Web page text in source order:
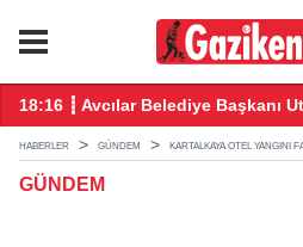
18:16 ┋ Avcılar Belediye Başkanı
HABERLER GÜNDEM KARTALKAYA OTEL YANGINI
GÜNDEM